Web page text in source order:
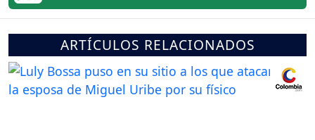
ARTÍCULOS RELACIONADOS